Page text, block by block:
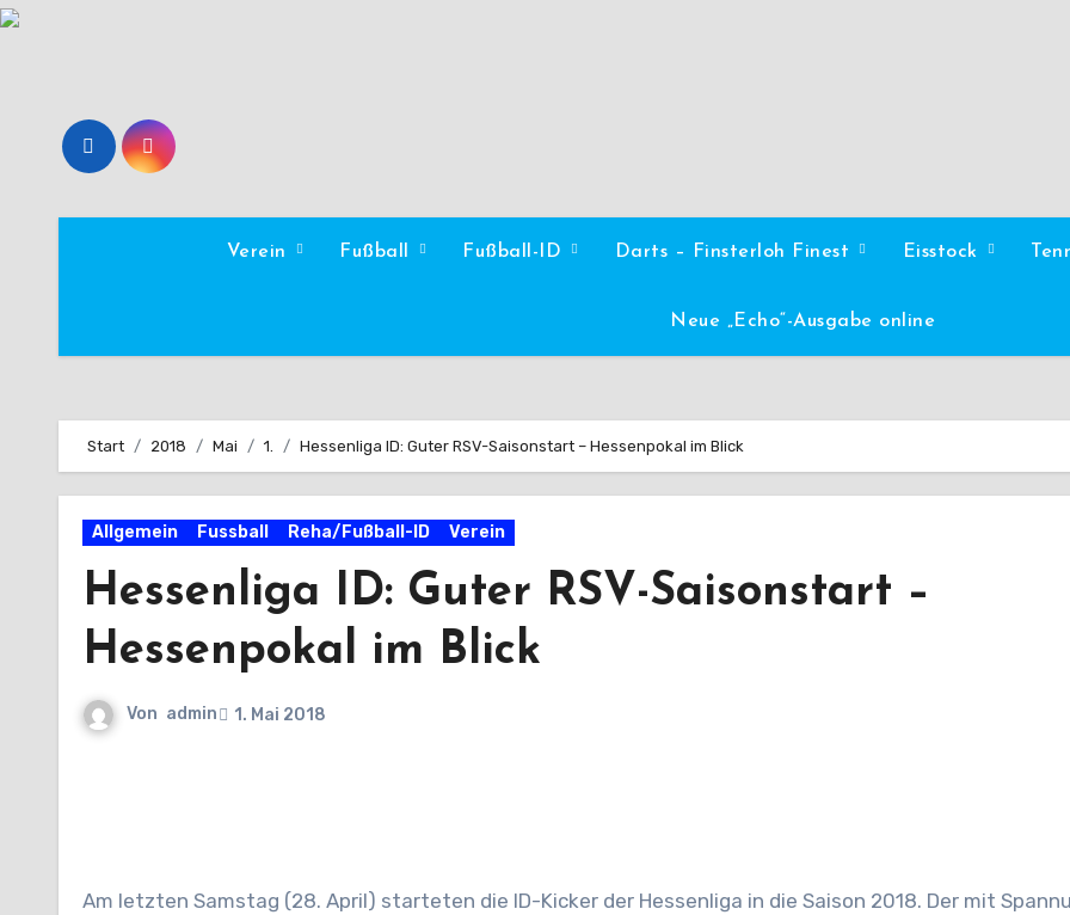
Zum
Verein Fußball Fußball-ID Darts – Finsterloh Finest Eisstock
Neue „Echo“-Ausgabe online
Start 2018 Mai 1. Hessenliga ID: Guter RSV-Saisonstart – Hessenpokal im Blick
Allgemein Fussball Reha/Fußball-ID Verein
Hessenliga ID: Guter RSV-Saisonstart –
Hessenpokal im Blick
Von admin 1. Mai 2018
Am letzten Samstag (28. April) starteten die ID-Kicker der Hessenliga in die Saison 2018. Der mit